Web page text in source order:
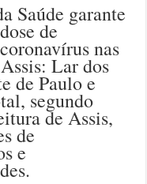
Saúde garante
de
nas
Lar dos
de Paulo e
segundo
de Assis,
de
e